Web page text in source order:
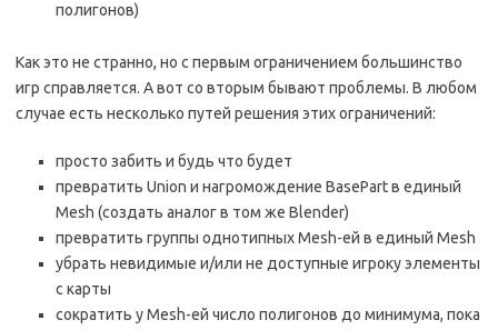
полигонов)
Как это не странно, но с первым ограничением большинство
игр справляется. А вот со вторым бывают проблемы. В любом
случае есть несколько путей решения этих ограничений:
просто забить и будь что будет
превратить Union и нагромождение BasePart в единый
Mesh (создать аналог в том же Blender)
превратить группы однотипных Mesh-ей в единый Mesh
убрать невидимые и/или не доступные игроку элементы
с карты
сократить у Mesh-ей число полигонов до минимума, пока